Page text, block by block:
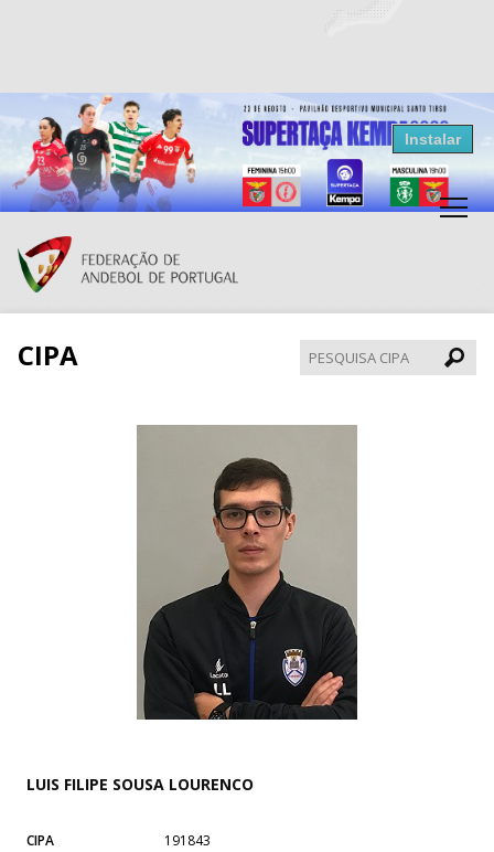
Resultados Andebol
Federação de Andebol de Portugal
Grátis - Disponivel na Play Store
Instalar
CIPA
CIPA
LUIS FILIPE SOUSA LOURENCO
CIPA
191843